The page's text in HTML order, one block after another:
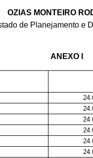
OZIAS MONTEIRO
de Planejamento e
ANEXO I